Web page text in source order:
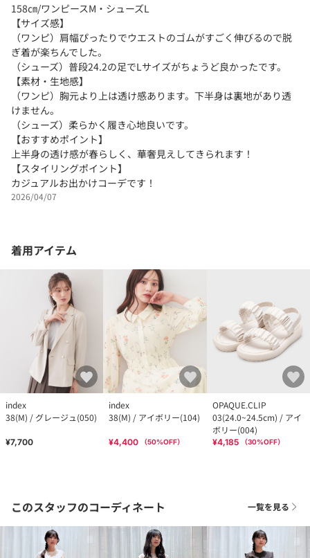
158㎝/ワンピースM・シューズL
【サイズ感】
（ワンピ）肩幅ぴったりでウエストのゴムがすごく伸びるので脱
ぎ着が楽ちんでした。
（シューズ）普段24.2の足でLサイズがちょうど良かったです。
【素材・生地感】
（ワンピ）胸元より上は透け感あります。下半身は裏地があり透
けません。
（シューズ）柔らかく履き心地良いです。
【おすすめポイント】
上半身の透け感が春らしく、華奢見えしてきられます！
【スタイリングポイント】
カジュアルお出かけコーデです！
2026/04/07
着用アイテム
index
38(M) / グレージュ(050)
¥7,700
index
38(M) / アイボリー(104)
¥4,400 （50%OFF）
OPAQUE.CLIP
03(24.0~24.5cm) / アイ
ボリー(004)
¥4,185 （30%OFF）
このスタッフのコーディネート 一覧を見る